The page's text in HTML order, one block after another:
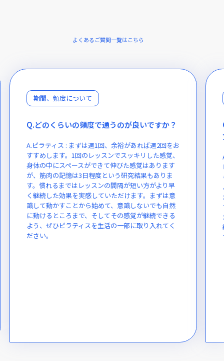
よくあるご質問一覧はこちら
期間、頻度について
Q.どのくらいの頻度で通うのが良いですか？
A.ピラティス : まずは週1回、余裕があれば週2回をお
すすめします。1回のレッスンでスッキリした感覚、
身体の中にスペースができて伸びた感覚はあります
が、筋肉の記憶は3日程度という研究結果もありま
す。慣れるまではレッスンの間隔が短い方がより早
く継続した効果を実感していただけます。まずは意
識して動かすことから始めて、意識しないでも自然
に動けるところまで、そしてその感覚が継続できる
よう、ぜひピラティスを生活の一部に取り入れてく
ださい。